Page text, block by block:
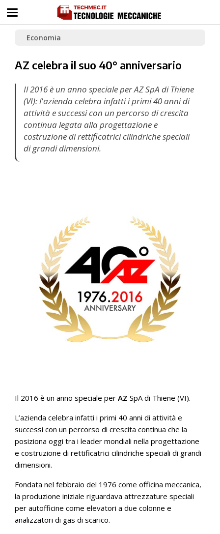
Economia
AZ celebra il suo 40° anniversario
Il 2016 è un anno speciale per AZ SpA di Thiene
(VI): l'azienda celebra infatti i primi 40 anni di
attività e successi con un percorso di crescita
continua legata alla progettazione e
costruzione di rettificatrici cilindriche speciali
di grandi dimensioni.
Il 2016 è un anno speciale per AZ SpA di Thiene (VI).
L’azienda celebra infatti i primi 40 anni di attività e
successi con un percorso di crescita continua che la
posiziona oggi tra i leader mondiali nella progettazione
e costruzione di rettificatrici cilindriche speciali di grandi
dimensioni.
Fondata nel febbraio del 1976 come officina meccanica,
la produzione iniziale riguardava attrezzature speciali
per autofficine come elevatori a due colonne e
analizzatori di gas di scarico.